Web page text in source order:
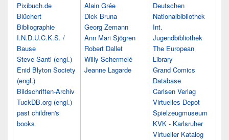
Pixibuch.de
Blüchert
Bibliographie
I.N.D.U.C.K.S. /
Bause
Steve Santi (engl.)
Enid Blyton Society
(engl.)
Bildschriften-Archiv
TuckDB.org (engl.)
past children's
books
Alain Grée
Dick Bruna
Georg Zemann
Ann Mari Sjögren
Robert Dallet
Willy Schermelé
Jeanne Lagarde
Deutschen
Nationalbibliothek
Int.
Jugendbibliothek
The European
Library
Grand Comics
Database
Carlsen Verlag
Virtuelles Depot
Spielzeugmuseum
KVK - Karlsruher
Virtueller Katalog